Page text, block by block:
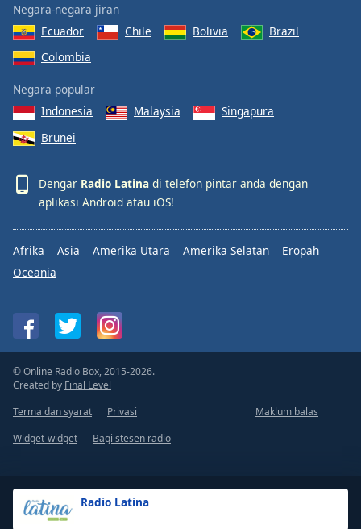
Radio Latina
Negara-negara jiran
Ecuador
Chile Bolivia
Brazil
Colombia
Negara popular
Indonesia
Malaysia
Singapura
Brunei
Dengar Radio Latina di telefon pintar anda dengan
aplikasi Android atau iOS!
Afrika Asia Amerika Utara Amerika Selatan
Eropah
Oceania
© Online Radio Box, 2015-2026.
Created by Final Level
Terma dan syarat
Privasi
Maklum balas
Widget-widget
Bagi stesen radio